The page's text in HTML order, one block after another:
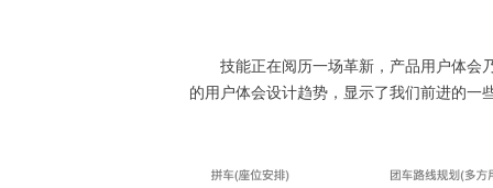
技能正在阅历一场革新，产品用户体会乃
的用户体会设计趋势，显示了我们前进的一